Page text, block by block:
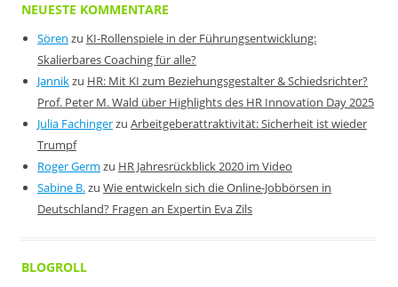
NEUESTE KOMMENTARE
Sören zu KI-Rollenspiele in der Führungsentwicklung:
Skalierbares Coaching für alle?
Jannikzu HR: Mit KI zum Beziehungsgestalter & Schiedsrichter?
Prof. Peter M. Wald über Highlights des HR Innovation Day 2025
Julia Fachingerzu Arbeitgeberattraktivität: Sicherheit ist wieder
Trumpf
Roger Germ zu HR Jahresrückblick 2020 im Video
Sabine B.zu Wie entwickeln sich die Online-Jobbörsen in
Deutschland? Fragen an Expertin Eva Zils
BLOGROLL